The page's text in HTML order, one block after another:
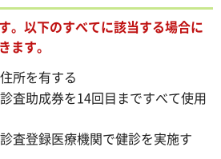
。以下のすべてに該当する場合に
ます。
所を有する
査助成券を14回目まですべて使用
査登録医療機関で健診を実施す